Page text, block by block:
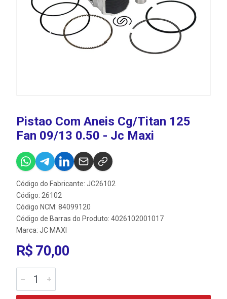
Pistao Com Aneis Cg/Titan 125
Fan 09/13 0.50 - Jc Maxi
Código do Fabricante: JC26102
Código: 26102
Código NCM: 84099120
Código de Barras do Produto: 4026102001017
Marca: JC MAXI
R$ 70,00